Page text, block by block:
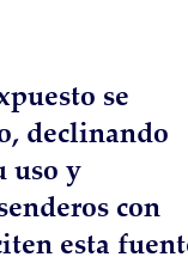
se
declinando
uso y
con
esta